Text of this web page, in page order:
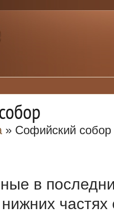
» Софийский собор
в
частях